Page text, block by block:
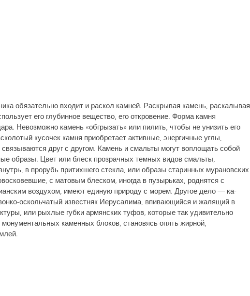
обязательно входит и раскол камней. Раскрывая ка­мень, раскалывая
его глубинное вещество, его от­кровение. Форма камня
Невозможно камень «обгрызать» или пилить, чтобы не унизить его
кусочек камня при­обретает активные, энергичные углы,
друг с дру­гом. Камень и смальты могут воплощать собой
образы. Цвет или блеск прозрачных темных видов смальты,
в про­рубь притихшего стекла, или образы старинных мурановских
с матовым блеском, иногда в пузырьках, роднятся с
воздухом, имеют единую природу с морем. Другое дело — ка­
оскольчатый известняк Иерусалима, впивающийся и жалящий в
или рыхлые губки армянских туфов, кото­рые так удивительно
каменных блоков, ста­новясь опять жирной,